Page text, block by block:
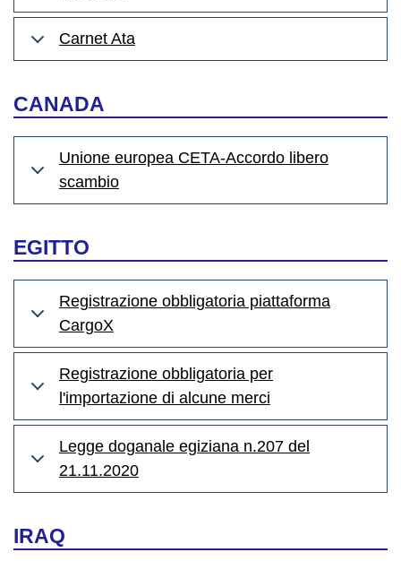
Carnet Ata
CANADA
Unione europea CETA-Accordo libero
scambio
EGITTO
Registrazione obbligatoria piattaforma
CargoX
Registrazione obbligatoria per
l'importazione di alcune merci
Legge doganale egiziana n.207 del
21.11.2020
IRAQ